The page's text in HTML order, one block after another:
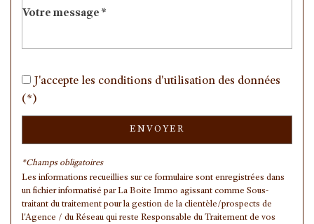
Propriétaires (vs. locataires) 70,04 %
Taxe habitation 13,23 %
Taxe foncière
Habitants de moins de 25 ans 40,52 %
Habitants de plus de 55 ans
Nombre d'enfants par famille
Familles sans enfant 42,68 %
J'accepte les conditions d'utilisation des données
(*)
ENVOYER
*Champs obligatoires
Les informations recueillies sur ce formulaire sont enregistrées dans
un fichier informatisé par La Boite Immo agissant comme Sous-
traitant du traitement pour la gestion de la clientèle/prospects de
l'Agence / du Réseau qui reste Responsable du Traitement de vos